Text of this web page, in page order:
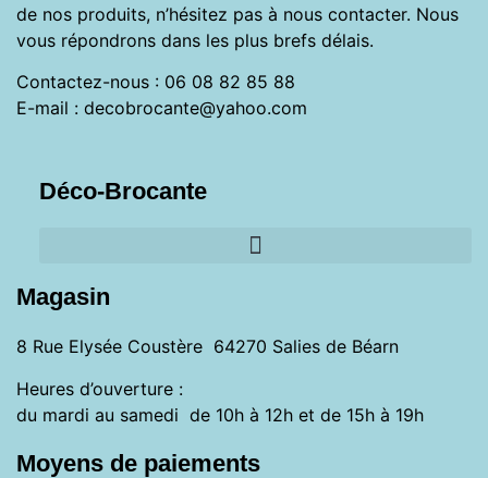
de nos produits, n’hésitez pas à nous contacter. Nous
vous répondrons dans les plus brefs délais.
Contactez-nous : 06 08 82 85 88
E-mail : decobrocante@yahoo.com
Déco-Brocante
Magasin
8 Rue Elysée Coustère 64270 Salies de Béarn
Heures d’ouverture :
du mardi au samedi de 10h à 12h et de 15h à 19h
Moyens de paiements